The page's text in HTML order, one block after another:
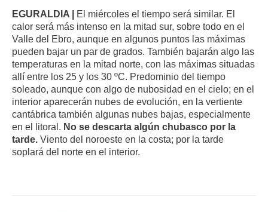
EGURALDIA |
El miércoles el tiempo será similar. El
calor será más intenso en la mitad sur, sobre todo en el
Valle del Ebro, aunque en algunos puntos las máximas
pueden bajar un par de grados. También bajarán algo las
temperaturas en la mitad norte, con las máximas situadas
allí entre los 25 y los 30 ºC. Predominio del tiempo
soleado, aunque con algo de nubosidad en el cielo; en el
interior aparecerán nubes de evolución, en la vertiente
cantábrica también algunas nubes bajas, especialmente
en el litoral. No se descarta algún chubasco por la
tarde. Viento del noroeste en la costa; por la tarde
soplará del norte en el interior.